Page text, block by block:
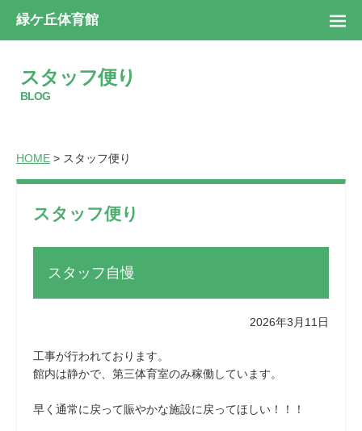
緑ケ丘体育館
スタッフ便り
BLOG
HOME > スタッフ便り
スタッフ便り
スタッフ自慢
2026年3月11日
工事が行われております。
館内は静かで、第三体育室のみ稼働しています。
早く通常に戻って賑やかな施設に戻ってほしい！！！